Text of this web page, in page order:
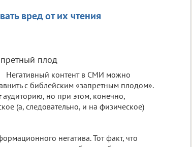
вред от их чтения
плод
Негативный контент в СМИ можно
с библейским «запретным плодом».
аудиторию, но при этом, конечно,
(а, следовательно, и на физическое)
негатива. Тот факт, что